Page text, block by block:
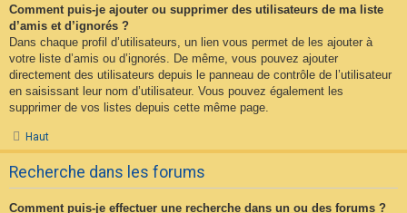
Comment puis-je ajouter ou supprimer des utilisateurs de ma liste
d’amis et d’ignorés ?
Dans chaque profil d’utilisateurs, un lien vous permet de les ajouter à
votre liste d’amis ou d’ignorés. De même, vous pouvez ajouter
directement des utilisateurs depuis le panneau de contrôle de l’utilisateur
en saisissant leur nom d’utilisateur. Vous pouvez également les
supprimer de vos listes depuis cette même page.
Haut
Recherche dans les forums
Comment puis-je effectuer une recherche dans un ou des forums ?